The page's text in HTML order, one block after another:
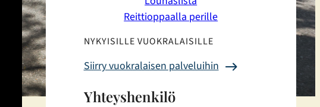
Reittioppaalla perille
NYKYISILLE VUOKRALAISILLE
Siirry vuokralaisen palveluihin
Yhteyshenkilö